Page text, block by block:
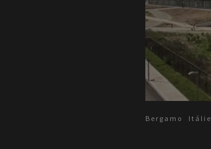
Bergamo Itálie